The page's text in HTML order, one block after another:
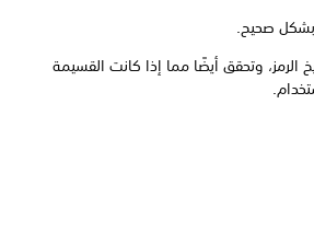
بشكل صحيح.
الرمز، وتحقق أيضًا مما إذا كانت القسيمة